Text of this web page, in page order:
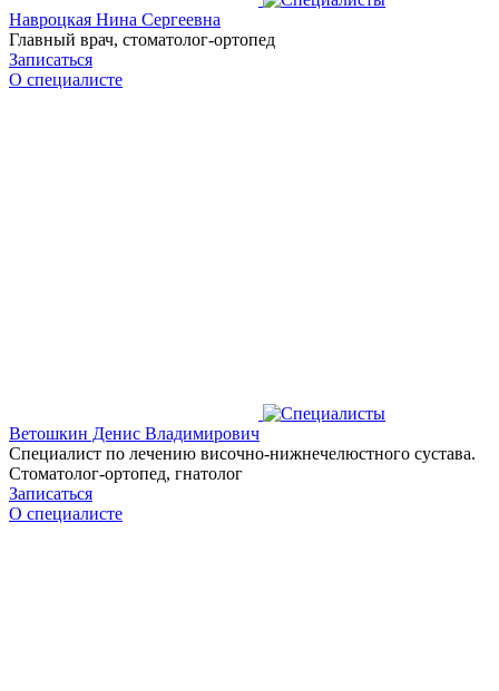
Навроцкая Нина Сергеевна
Главный врач, стоматолог-ортопед
Записаться
О специалисте
Ветошкин Денис Владимирович
Специалист по лечению височно-нижнечелюстного сустава.
Стоматолог-ортопед, гнатолог
Записаться
О специалисте